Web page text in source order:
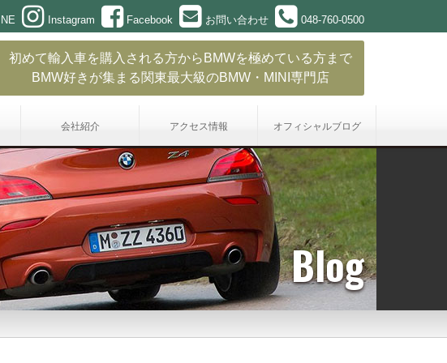
Instagram Facebook お問い合わせ 048-760-0500
初めて輸入車を購入される方からBMWを極めている方まで
BMW好きが集まる関東最大級のBMW・MINI専門店
会社紹介 アクセス情報 オフィシャルブログ
Blog